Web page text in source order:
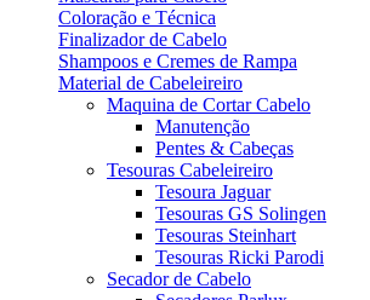
Coloração e Técnica
Finalizador de Cabelo
Shampoos e Cremes de Rampa
Material de Cabeleireiro
Maquina de Cortar Cabelo
Manutenção
Pentes & Cabeças
Tesouras Cabeleireiro
Tesoura Jaguar
Tesouras GS Solingen
Tesouras Steinhart
Tesouras Ricki Parodi
Secador de Cabelo